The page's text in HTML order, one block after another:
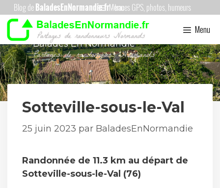
Aller
au
contenu
Menu
Menu
Balades En Normandie
Sotteville-sous-le-Val
25 juin 2023 par BaladesEnNormandie
Randonnée de 11.3 km au départ de
Sotteville-sous-le-Val (76)